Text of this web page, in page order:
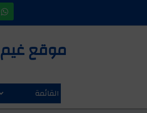
موقع غيم